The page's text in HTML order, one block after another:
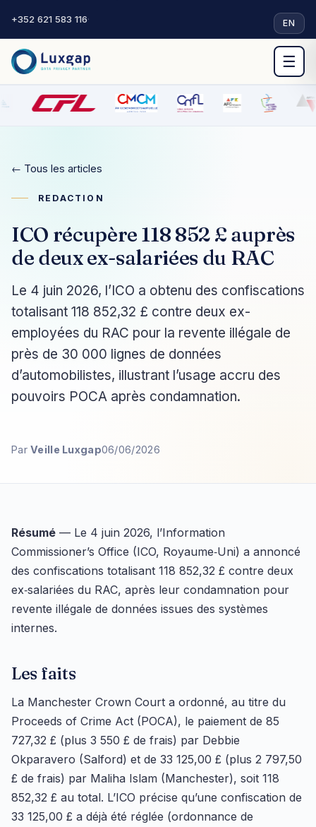
+352 621 583 116· EN
☰
← Tous les articles
REDACTION
ICO récupère 118 852 £ auprès
de deux ex-salariées du RAC
Le 4 juin 2026, l’ICO a obtenu des confiscations
totalisant 118 852,32 £ contre deux ex-
employées du RAC pour la revente illégale de
près de 30 000 lignes de données
d’automobilistes, illustrant l’usage accru des
pouvoirs POCA après condamnation.
ParVeille Luxgap06/06/2026
Résumé — Le 4 juin 2026, l’Information
Commissioner’s Office (ICO, Royaume‑Uni) a annoncé
des confiscations totalisant 118 852,32 £ contre deux
ex‑salariées du RAC, après leur condamnation pour
revente illégale de données issues des systèmes
internes.
Les faits
La Manchester Crown Court a ordonné, au titre du
Proceeds of Crime Act (POCA), le paiement de 85
727,32 £ (plus 3 550 £ de frais) par Debbie
Okparavero (Salford) et de 33 125,00 £ (plus 2 797,50
£ de frais) par Maliha Islam (Manchester), soit 118
852,32 £ au total. L’ICO précise qu’une confiscation de
33 125,00 £ a déjà été réglée (ordonnance de